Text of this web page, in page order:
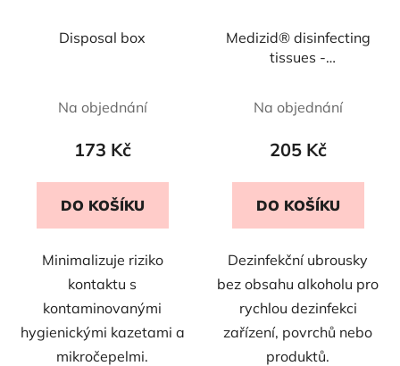
Disposal box
Na objednání
173 Kč
DO KOŠÍKU
Minimalizuje riziko
kontaktu s
kontaminovanými
hygienickými kazetami a
mikročepelmi.
Medizid® disinfecting
tissues -
Na objednání
205 Kč
DO KOŠÍKU
Dezinfekční ubrousky
bez obsahu alkoholu pro
rychlou dezinfekci
zařízení, povrchů nebo
produktů.